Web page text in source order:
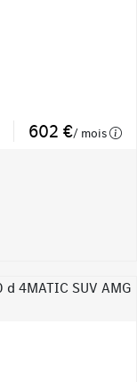
602 €/ mois